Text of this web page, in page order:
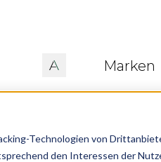
Technologien von
den Interessen der
Marken